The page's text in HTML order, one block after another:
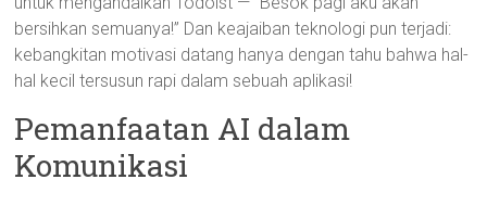
bersihkan semuanya!” Dan keajaiban teknologi pun terjadi:
kebangkitan motivasi datang hanya dengan tahu bahwa hal-
hal kecil tersusun rapi dalam sebuah aplikasi!
Pemanfaatan AI dalam
Komunikasi